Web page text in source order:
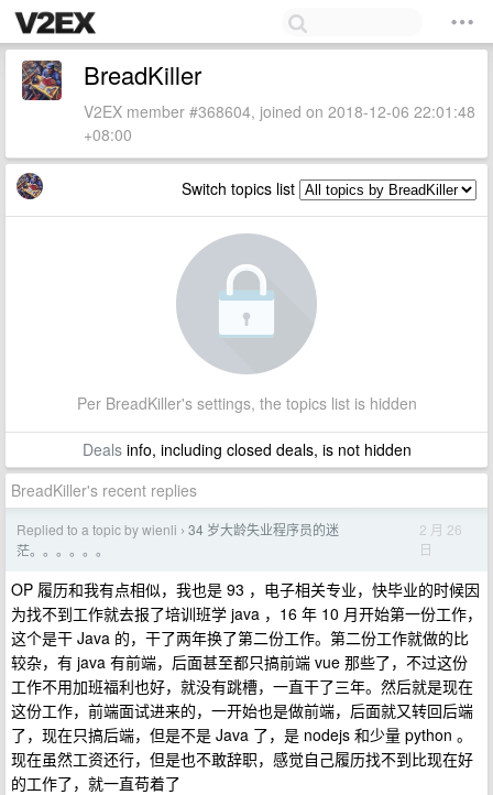
BreadKiller
V2EX member #368604, joined on 2018-12-06 22:01:48
+08:00
Switch topics list
Per BreadKiller's settings, the topics list is hidden
Dealsinfo, including closed deals, is not hidden
BreadKiller's recent replies
Replied to a topic by wienli › 34 岁大龄失业程序员的迷
茫。。。。。。
2 月 26
日
OP 履历和我有点相似，我也是 93 ，电子相关专业，快毕业的时候因
为找不到工作就去报了培训班学 java ，16 年 10 月开始第一份工作，
这个是干 Java 的，干了两年换了第二份工作。第二份工作就做的比
较杂，有 java 有前端，后面甚至都只搞前端 vue 那些了，不过这份
工作不用加班福利也好，就没有跳槽，一直干了三年。然后就是现在
这份工作，前端面试进来的，一开始也是做前端，后面就又转回后端
了，现在只搞后端，但是不是 Java 了，是 nodejs 和少量 python 。
现在虽然工资还行，但是也不敢辞职，感觉自己履历找不到比现在好
的工作了，就一直苟着了